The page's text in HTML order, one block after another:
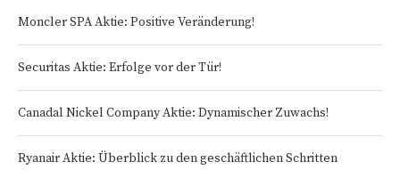
Moncler SPA Aktie: Positive Veränderung!
Securitas Aktie: Erfolge vor der Tür!
Canadal Nickel Company Aktie: Dynamischer Zuwachs!
Ryanair Aktie: Überblick zu den geschäftlichen Schritten